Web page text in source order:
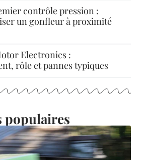
contrôle pression :
un gonfleur à proximité
Electronics :
rôle et pannes typiques
populaires